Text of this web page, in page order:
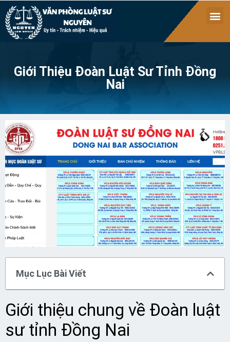
Giới Thiệu Đoàn Luật Sư Tỉnh Đồng
Nai
Mục Lục Bài Viết
Giới thiệu chung về Đoàn luật
sư tỉnh Đồng Nai